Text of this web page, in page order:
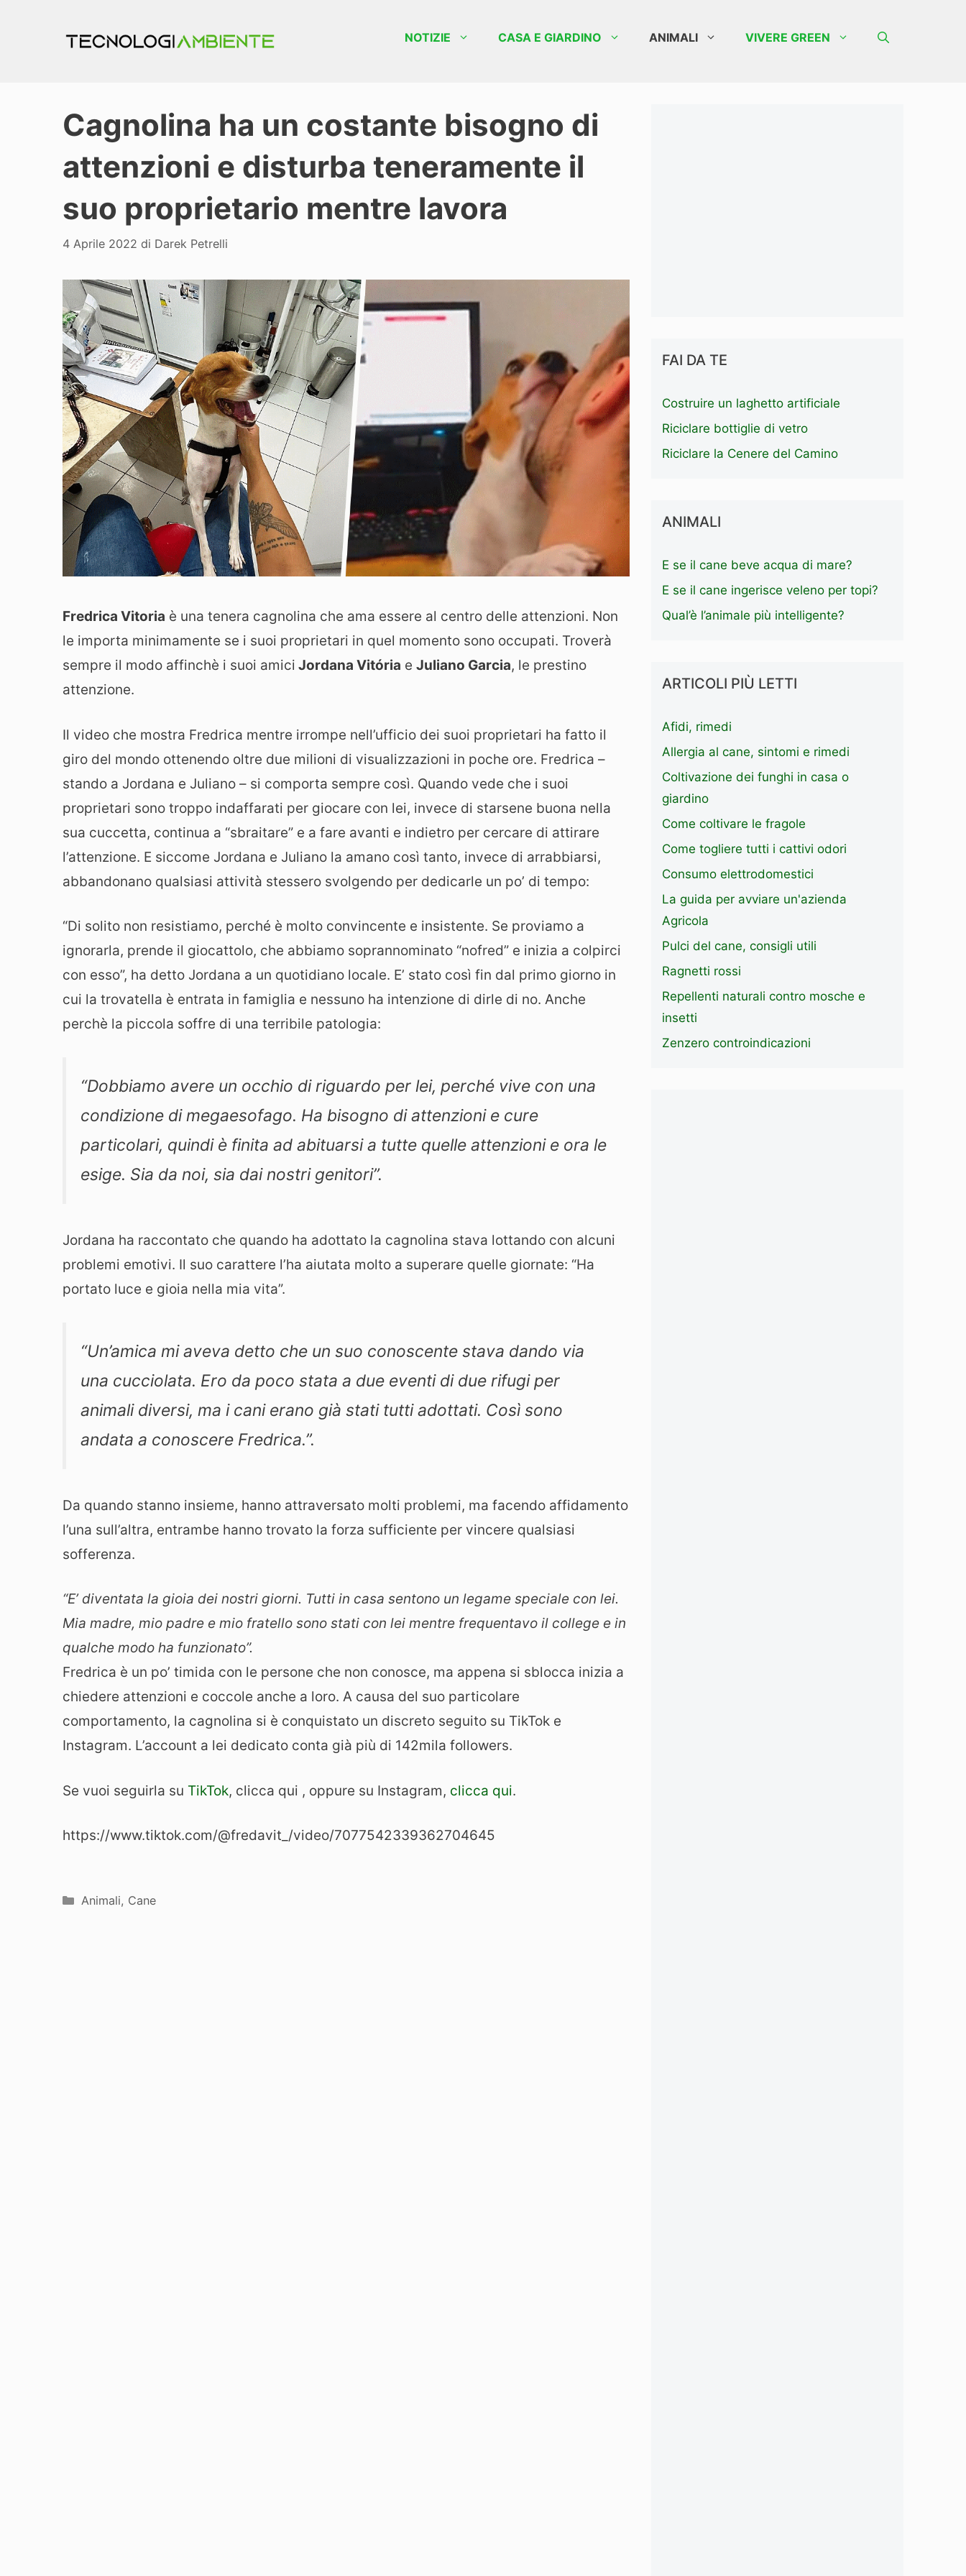
NOTIZIE CASA E GIARDINO ANIMALI VIVERE GREEN
Cagnolina ha un costante bisogno di
attenzioni e disturba teneramente il
suo proprietario mentre lavora
4 Aprile 2022 di Darek Petrelli
Fredrica Vitoria è una tenera cagnolina che ama essere al centro delle attenzioni. Non
le importa minimamente se i suoi proprietari in quel momento sono occupati. Troverà
sempre il modo affinchè i suoi amici Jordana Vitória e Juliano Garcia, le prestino
attenzione.
Il video che mostra Fredrica mentre irrompe nell’ufficio dei suoi proprietari ha fatto il
giro del mondo ottenendo oltre due milioni di visualizzazioni in poche ore. Fredrica –
stando a Jordana e Juliano – si comporta sempre così. Quando vede che i suoi
proprietari sono troppo indaffarati per giocare con lei, invece di starsene buona nella
sua cuccetta, continua a “sbraitare” e a fare avanti e indietro per cercare di attirare
l’attenzione. E siccome Jordana e Juliano la amano così tanto, invece di arrabbiarsi,
abbandonano qualsiasi attività stessero svolgendo per dedicarle un po’ di tempo:
“Di solito non resistiamo, perché è molto convincente e insistente. Se proviamo a
ignorarla, prende il giocattolo, che abbiamo soprannominato “nofred” e inizia a colpirci
con esso”, ha detto Jordana a un quotidiano locale. E’ stato così fin dal primo giorno in
cui la trovatella è entrata in famiglia e nessuno ha intenzione di dirle di no. Anche
perchè la piccola soffre di una terribile patologia:
“Dobbiamo avere un occhio di riguardo per lei, perché vive con una
condizione di megaesofago. Ha bisogno di attenzioni e cure
particolari, quindi è finita ad abituarsi a tutte quelle attenzioni e ora le
esige. Sia da noi, sia dai nostri genitori”.
Jordana ha raccontato che quando ha adottato la cagnolina stava lottando con alcuni
problemi emotivi. Il suo carattere l’ha aiutata molto a superare quelle giornate: “Ha
portato luce e gioia nella mia vita”.
“Un’amica mi aveva detto che un suo conoscente stava dando via
una cucciolata. Ero da poco stata a due eventi di due rifugi per
animali diversi, ma i cani erano già stati tutti adottati. Così sono
andata a conoscere Fredrica.”.
Da quando stanno insieme, hanno attraversato molti problemi, ma facendo affidamento
l’una sull’altra, entrambe hanno trovato la forza sufficiente per vincere qualsiasi
sofferenza.
“E’ diventata la gioia dei nostri giorni. Tutti in casa sentono un legame speciale con lei.
Mia madre, mio ​​padre e mio fratello sono stati con lei mentre frequentavo il college e in
qualche modo ha funzionato”.
Fredrica è un po’ timida con le persone che non conosce, ma appena si sblocca inizia a
chiedere attenzioni e coccole anche a loro. A causa del suo particolare
comportamento, la cagnolina si è conquistato un discreto seguito su TikTok e
Instagram. L’account a lei dedicato conta già più di 142mila followers.
Se vuoi seguirla su TikTok, clicca qui , oppure su Instagram, clicca qui.
https://www.tiktok.com/@fredavit_/video/7077542339362704645
Categorie
Animali, Cane
FAI DA TE
Costruire un laghetto artificiale
Riciclare bottiglie di vetro
Riciclare la Cenere del Camino
ANIMALI
E se il cane beve acqua di mare?
E se il cane ingerisce veleno per topi?
Qual’è l’animale più intelligente?
ARTICOLI PIÙ LETTI
Afidi, rimedi
Allergia al cane, sintomi e rimedi
Coltivazione dei funghi in casa o
giardino
Come coltivare le fragole
Come togliere tutti i cattivi odori
Consumo elettrodomestici
La guida per avviare un'azienda
Agricola
Pulci del cane, consigli utili
Ragnetti rossi
Repellenti naturali contro mosche e
insetti
Zenzero controindicazioni